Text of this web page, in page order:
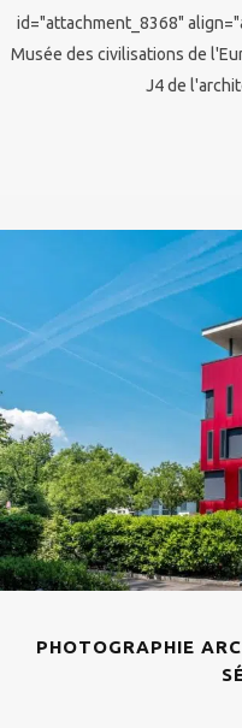
id="attachment_8368"
Musée des civilisations de
J4 de
PHOTOGRAPHIE